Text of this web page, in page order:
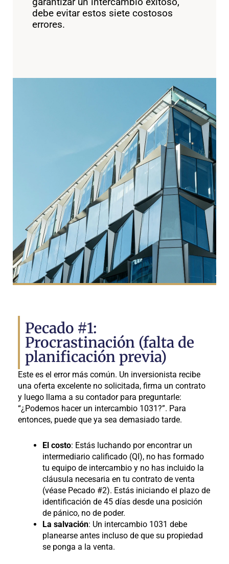
debe evitar estos siete costosos
errores.
Pecado #1:
Procrastinación (falta de
planificación previa)
Este es el error más común. Un inversionista recibe
una oferta excelente no solicitada, firma un contrato
y luego llama a su contador para preguntarle:
“¿Podemos hacer un intercambio 1031?”. Para
entonces, puede que ya sea demasiado tarde.
El costo: Estás luchando por encontrar un
intermediario calificado (QI), no has formado
tu equipo de intercambio y no has incluido la
cláusula necesaria en tu contrato de venta
(véase Pecado #2). Estás iniciando el plazo de
identificación de 45 días desde una posición
de pánico, no de poder.
La salvación: Un intercambio 1031 debe
planearse antes incluso de que su propiedad
se ponga a la venta.